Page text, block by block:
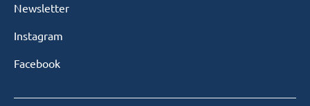
Newsletter
Instagram
Facebook